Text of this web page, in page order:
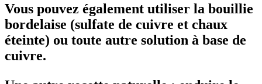
Vous pouvez également utiliser la bouillie
bordelaise (sulfate de cuivre et chaux
éteinte) ou toute autre solution à base de
cuivre.